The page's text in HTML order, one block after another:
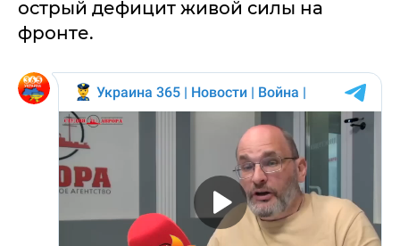
острый дефицит живой силы на
фронте.